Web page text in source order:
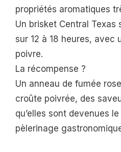
propriétés aromatiques
Un brisket Central Texas
sur 12 à 18 heures, avec
poivre.
La récompense ?
Un anneau de fumée
croûte poivrée, des
qu’elles sont devenues
pèlerinage